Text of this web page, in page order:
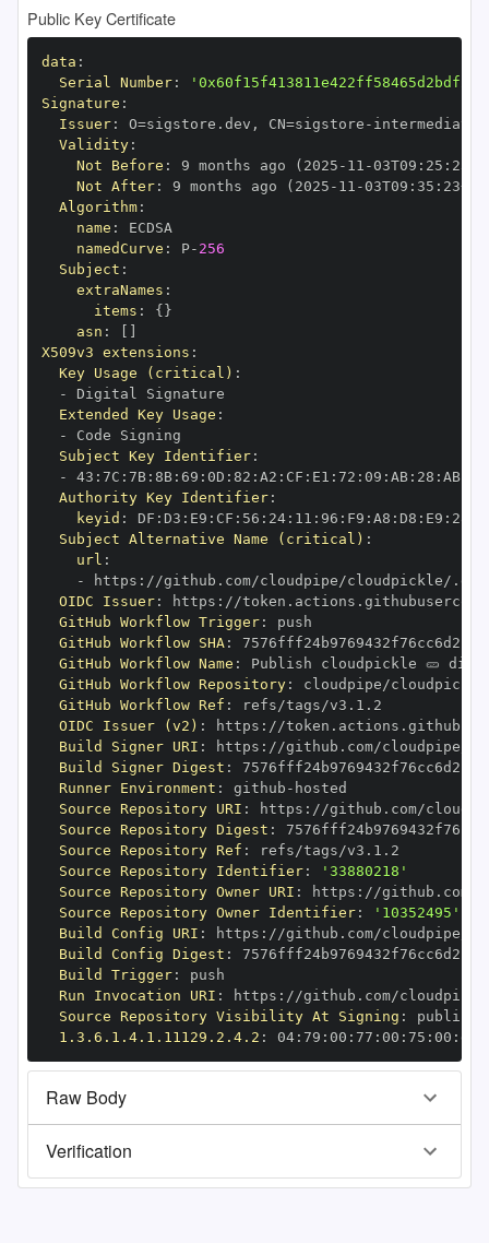
Public Key Certificate
data :
Serial Number:
Signature :
Issuer: O=sigstore.dev , CN=sigstore -
Validity:
Not Before : 9 months ago (2025 - 11 -03T09 : 25 :
Not After: 9 months ago (2025 - 11 -03T09 : 35 : 23+00
Algorithm:
name :
namedCurve : P- 256
Subject :
extraNames :
items : { }
asn :
X509v3 extensions :
Key Usage (critical) :
-
Extended Key Usage :
-
Subject Key Identifier:
-
43 : 7C : 7B: 8B: 69 : 0D : 82 : A2 : CF : E1 : 72 : 09 : AB: 28 : AB:
Authority Key Identifier:
keyid : DF : D3 : E9 : CF : 56 : 24: 11 : 96 : F9 : A8 : D8 : E9 : 28
Subject Alternative Name (critical) :
url :
-
https :
OIDC Issuer: https :
GitHub Workflow Trigger:
GitHub Workflow SHA:
GitHub Workflow Name :
GitHub Workflow Repository:
GitHub Workflow Ref :
OIDC Issuer (v2) : https :
Build Signer URI : https :
Build Signer Digest :
Runner Environment : github -
Source Repository URI : https :
Source Repository Digest :
Source Repository Ref :
Source Repository Identifier:
'33880218'
Source Repository Owner URI : https :
Source Repository Owner Identifier:
'10352495'
Build Config URI : https :
Build Config Digest :
Build Trigger:
Run Invocation URI : https :
Source Repository Visibility At Signing :
1.3.6.1.4.1.11129.2.4.2 : 04: 79 : 00 : 77 : 00 : 75 : 00 : dd
Raw Body
Verification